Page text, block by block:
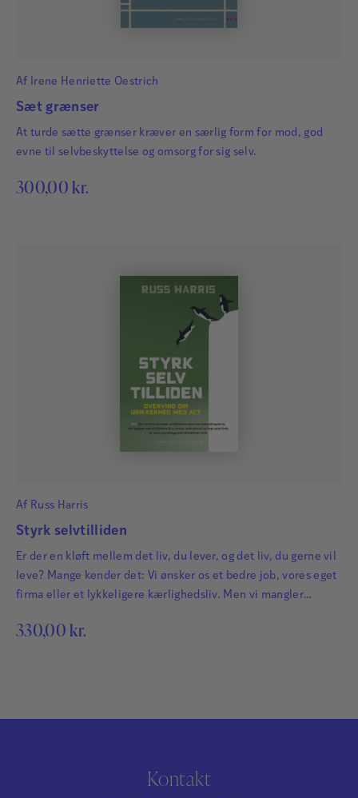
Af Irene Henriette Oestrich
Sæt grænser
At turde sætte grænser kræver en særlig form for mod, god
evne til selvbeskyttelse og omsorg for sig selv.
300,00 kr.
Af Russ Harris
Styrk selvtilliden
Er der en kløft mellem det liv, du lever, og det liv, du gerne vil
leve? Mange kender det: Vi ønsker os et bedre job, vores eget
firma eller et lykkeligere kærlighedsliv. Men vi mangler
vores drømme. Livet sættes på pause, mens vi udkæmper en
330,00 kr.
Kontakt